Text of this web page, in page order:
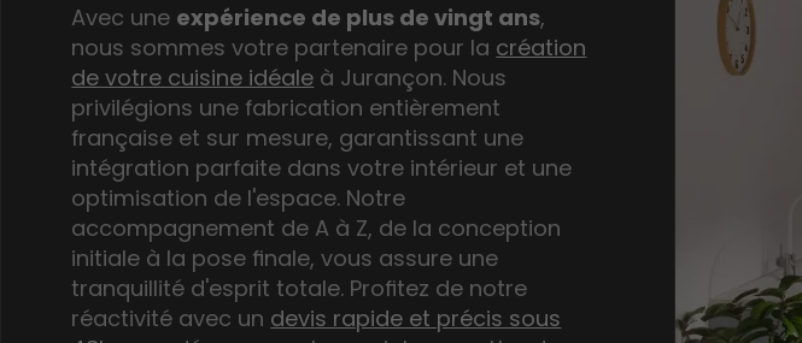
Avec une expérience de plus de vingt ans,
nous sommes votre partenaire pour la création
de votre cuisine idéale à Jurançon. Nous
privilégions une fabrication entièrement
française et sur mesure, garantissant une
intégration parfaite dans votre intérieur et une
optimisation de l'espace. Notre
accompagnement de A à Z, de la conception
initiale à la pose finale, vous assure une
tranquillité d'esprit totale. Profitez de notre
réactivité avec un devis rapide et précis sous